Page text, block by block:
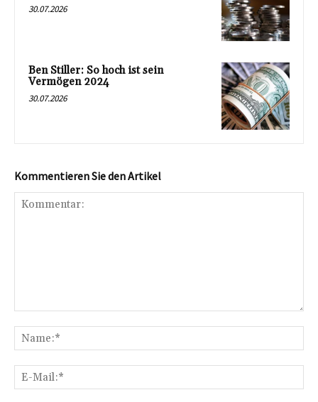
30.07.2026
Ben Stiller: So hoch ist sein
Vermögen 2024
30.07.2026
Kommentieren Sie den Artikel